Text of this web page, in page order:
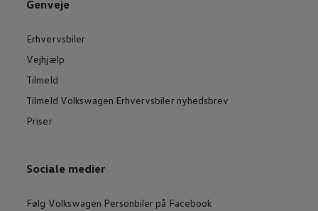
Genveje
Erhvervsbiler
Vejhjælp
Tilmeld
Tilmeld Volkswagen Erhvervsbiler nyhedsbrev
Priser
Sociale medier
Følg Volkswagen Personbiler på Facebook